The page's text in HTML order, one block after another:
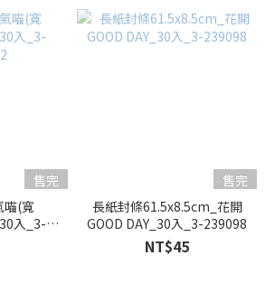
售完
喵(寬
入_3-
售完
長紙封條61.5x8.5cm_花開
GOOD DAY_30入_3-239098
NT$45